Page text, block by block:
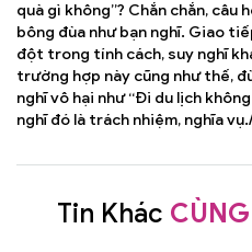
quà gì không”? Chắn chắn, câu
bông đùa như bạn nghĩ. Giao
đột trong tính cách, suy nghĩ
trường hợp này cũng như thế,
nghĩ vô hại như “Đi du lịch
nghĩ đó là trách nhiệm, nghĩa
Tin Khác